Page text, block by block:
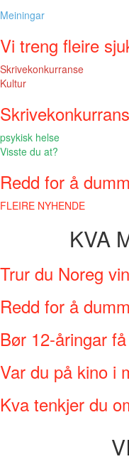
Meiningar
Vi treng fleire
Skrivekonkurranse
Kultur
psykisk helse
Visste du at?
Redd for å
FLEIRE NYHENDE
KVA
Trur du Noreg
Redd for å
Bør 12-åringar
Var du på kino i
Kva tenkjer du